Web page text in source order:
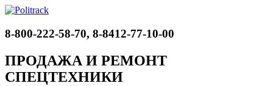
8-800-222-58-70, 8-8412-77-10-00
ПРОДАЖА И РЕМОНТ
СПЕЦТЕХНИКИ